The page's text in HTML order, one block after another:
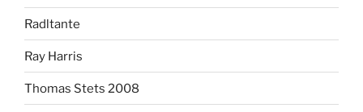
Radltante
Ray Harris
Thomas Stets 2008